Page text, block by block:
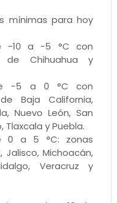
mínimas para hoy
-10 a -5 °C con
de Chihuahua y
-5 a 0 °C con
Baja California,
Nuevo León, San
Tlaxcala y Puebla.
0 a 5 °C: zonas
Michoacán,
Veracruz y